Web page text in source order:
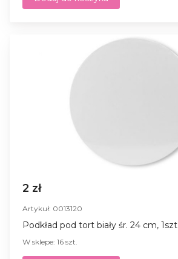
2 zł
Artykuł: 0013120
Podkład pod tort biały śr. 24 cm, 1szt
W sklepe: 16 szt.